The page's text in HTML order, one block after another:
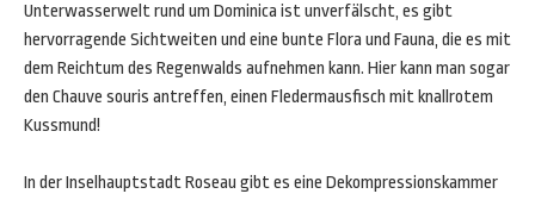
Unterwasserwelt rund um Dominica ist unverfälscht, es gibt
hervorragende Sichtweiten und eine bunte Flora und Fauna, die es mit
dem Reichtum des Regenwalds aufnehmen kann. Hier kann man sogar
den Chauve souris antreffen, einen Fledermausfisch mit knallrotem
Kussmund!
In der Inselhauptstadt Roseau gibt es eine Dekompressionskammer